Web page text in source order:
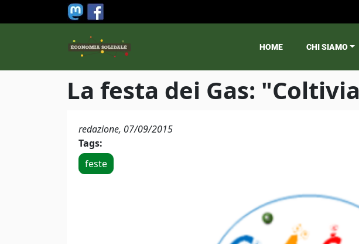
Salta al contenuto principale
Main menu
HOME CHI SIAMO
La festa dei Gas:
redazione, 07/09/2015
Tags:
feste